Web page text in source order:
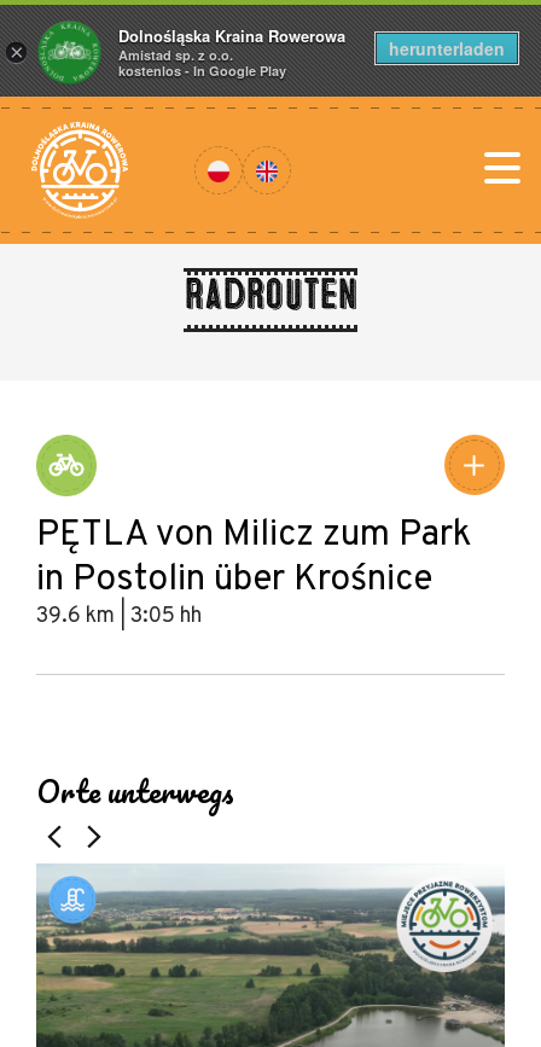
Radrouten
PĘTLA von Milicz zum Park
in Postolin über Krośnice
39.6 km | 3:05 hh
−
Orte unterwegs
×
Dolnośląska Kraina Rowerowa
Amistad sp. z o.o.
kostenlos - In Google Play
herunterladen